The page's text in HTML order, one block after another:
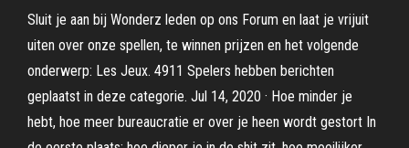
Sluit je aan bij Wonderz leden op ons Forum en laat je vrijuit
uiten over onze spellen, te winnen prijzen en het volgende
onderwerp: Les Jeux. 4911 Spelers hebben berichten
geplaatst in deze categorie. Jul 14, 2020 · Hoe minder je
hebt, hoe meer bureaucratie er over je heen wordt gestort In